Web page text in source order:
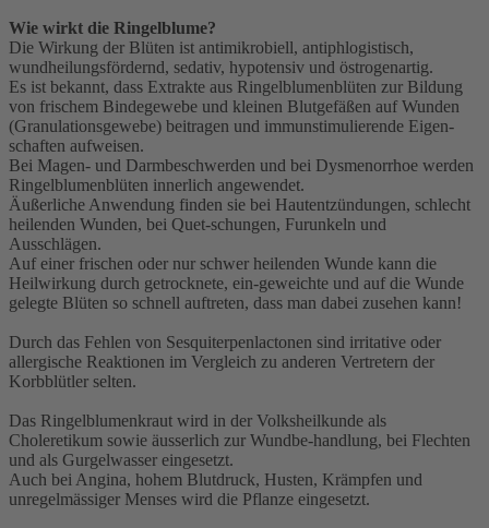
Wie wirkt die Ringelblume?
Die Wirkung der Blüten ist antimikrobiell, antiphlogistisch,
wundheilungsfördernd, sedativ, hypotensiv und östrogenartig.
Es ist bekannt, dass Extrakte aus Ringelblumenblüten zur Bildung
von frischem Bindegewebe und kleinen Blutgefäßen auf Wunden
(Granulationsgewebe) beitragen und immunstimulierende Eigen-
schaften aufweisen.
Bei Magen- und Darmbeschwerden und bei Dysmenorrhoe werden
Ringelblumenblüten innerlich angewendet.
Äußerliche Anwendung finden sie bei Hautentzündungen, schlecht
heilenden Wunden, bei Quet-schungen, Furunkeln und
Ausschlägen.
Auf einer frischen oder nur schwer heilenden Wunde kann die
Heilwirkung durch getrocknete, ein-geweichte und auf die Wunde
gelegte Blüten so schnell auftreten, dass man dabei zusehen kann!
Durch das Fehlen von Sesquiterpenlactonen sind irritative oder
allergische Reaktionen im Vergleich zu anderen Vertretern der
Korbblütler selten.
Das Ringelblumenkraut wird in der Volksheilkunde als
Choleretikum sowie äusserlich zur Wundbe-handlung, bei Flechten
und als Gurgelwasser eingesetzt.
Auch bei Angina, hohem Blutdruck, Husten, Krämpfen und
unregelmässiger Menses wird die Pflanze eingesetzt.